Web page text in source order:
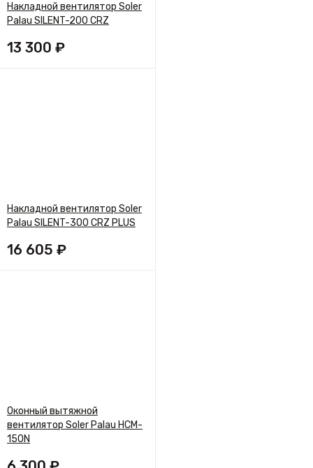
Накладной вентилятор Soler
Palau SILENT-200 CRZ
13 300 ₽
Накладной вентилятор Soler
Palau SILENT-300 CRZ PLUS
16 605 ₽
Оконный вытяжной
вентилятор Soler Palau HCM-
150N